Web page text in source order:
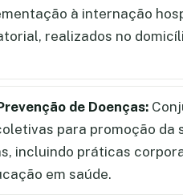
à internação
realizados no
de Doenças:
para promoção da
incluindo práticas
em saúde.